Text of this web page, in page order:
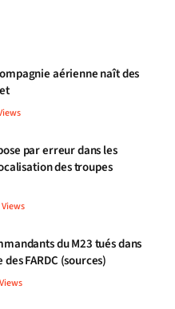
aérienne naît des
par erreur dans les
des troupes
Views
du M23 tués dans
FARDC (sources)
Views